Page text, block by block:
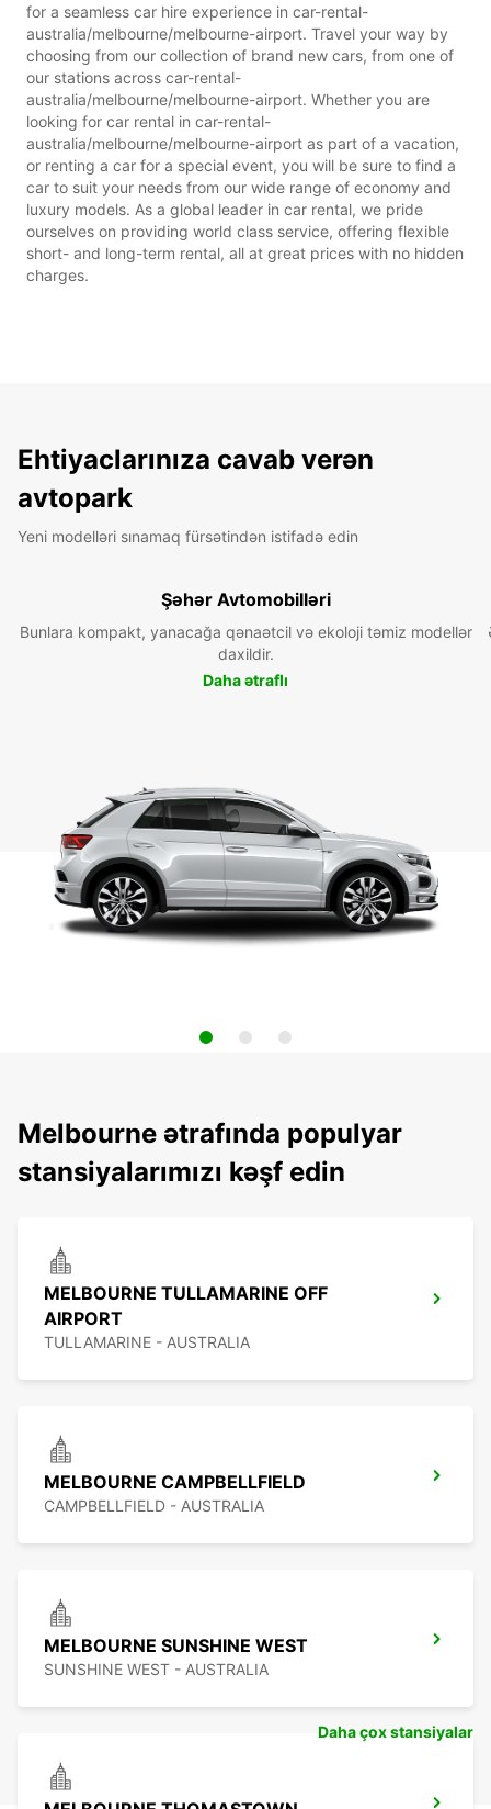
for a seamless car hire experience in car-rental-
australia/melbourne/melbourne-airport. Travel your way by
choosing from our collection of brand new cars, from one of
our stations across car-rental-
australia/melbourne/melbourne-airport. Whether you are
looking for car rental in car-rental-
australia/melbourne/melbourne-airport as part of a vacation,
or renting a car for a special event, you will be sure to find a
car to suit your needs from our wide range of economy and
luxury models. As a global leader in car rental, we pride
ourselves on providing world class service, offering flexible
short- and long-term rental, all at great prices with no hidden
charges.
Ehtiyaclarınıza cavab verən
avtopark
Yeni modelləri sınamaq fürsətindən istifadə edin
Şəhər Avtomobilləri
Bunlara kompakt, yanacağa qənaətcil və ekoloji təmiz modellər
daxildir.
Daha ətraflı
Melbourne ətrafında populyar
stansiyalarımızı kəşf edin
MELBOURNE TULLAMARINE OFF
AIRPORT
TULLAMARINE - AUSTRALIA
MELBOURNE CAMPBELLFIELD
CAMPBELLFIELD - AUSTRALIA
MELBOURNE SUNSHINE WEST
SUNSHINE WEST - AUSTRALIA
Daha çox stansiyalar